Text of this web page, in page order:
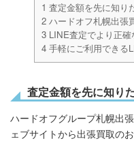
1 査定金額を先に知り
2ハードオフ札幌出張
3LINE査定でより正確
4手軽にご利用できる
査定金額を先に知り
ハードオフグループ札幌出
ェブサイトから出張買取の